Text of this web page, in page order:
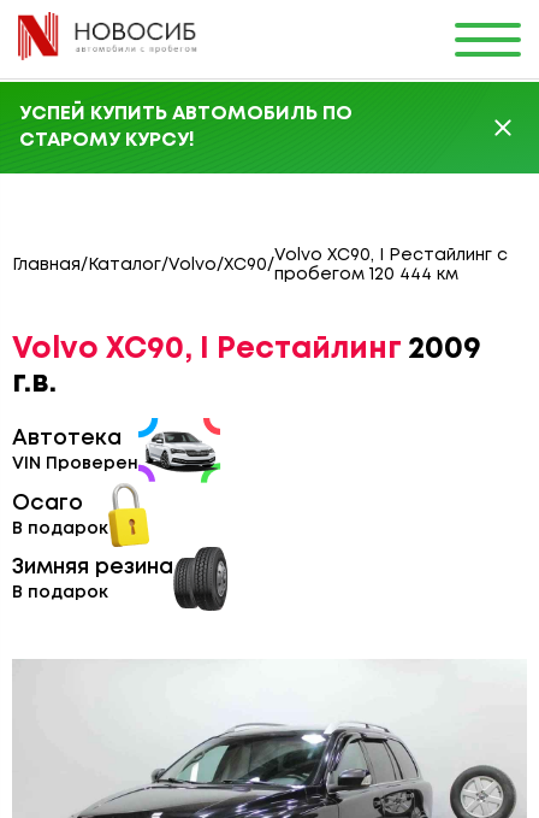
УСПЕЙ КУПИТЬ АВТОМОБИЛЬ ПО
СТАРОМУ КУРСУ!
Главная/ Каталог/Volvo/XC90/
Volvo XC90, I Рестайлинг с
пробегом 120 444 км
Volvo XC90, I Рестайлинг 2009
г.в.
Автотека
VIN Проверен
Осаго
В подарок
Зимняя резина
В подарок